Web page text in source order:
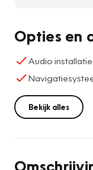
Opties en
Audio installatie
Bekijk alles